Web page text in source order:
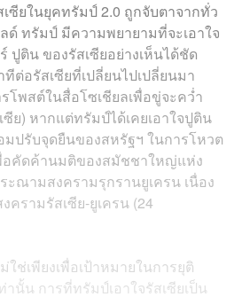
ซียในยุคทรัมป์ 2.0 ถูกจับตาจากทั่ว
ทรัมป์ มีความพยายามที่จะเอาใจ
ปูติน ของรัสเซียอย่างเห็นได้ชัด
ต่อรัสเซียที่เปลี่ยนไปเปลี่ยนมา
รโพสต์ในสื่อโซเชียลเพื่อขู่จะคว่ำ
ย) หากแต่ทรัมป์ได้เคยเอาใจปูติน
มปรับจุดยืนของสหรัฐฯ ในการโหวต
อคัดค้านมติของสมัชชาใหญ่แห่ง
ณามสงครามรุกรานยูเครน เนื่อง
รามรัสเซีย-ยูเครน (24
ช่เพียงเพื่อเป้าหมายในการยุติ
านั้น การที่ทรัมป์เอาใจรัสเซียเป็น